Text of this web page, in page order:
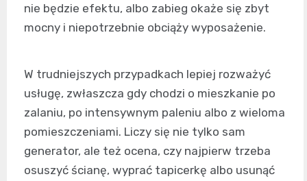
nie będzie efektu, albo zabieg okaże się zbyt
mocny i niepotrzebnie obciąży wyposażenie.
W trudniejszych przypadkach lepiej rozważyć
usługę, zwłaszcza gdy chodzi o mieszkanie po
zalaniu, po intensywnym paleniu albo z wieloma
pomieszczeniami. Liczy się nie tylko sam
generator, ale też ocena, czy najpierw trzeba
osuszyć ścianę, wyprać tapicerkę albo usunąć